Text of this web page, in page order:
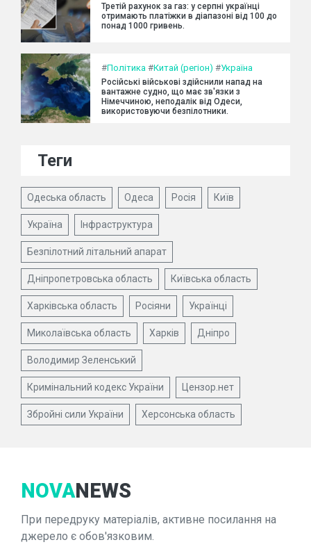
Третій рахунок за газ: у серпні українці
отримають платіжки в діапазоні від 100 до
понад 1000 гривень.
#Політика #Китай (регіон) #Україна
Російські військові здійснили напад на
вантажне судно, що має зв'язки з
Німеччиною, неподалік від Одеси,
використовуючи безпілотники.
Теги
Одеська область Одеса Росія Київ
Україна Інфраструктура
Безпілотний літальний апарат
Дніпропетровська область Київська область
Харківська область Росіяни Українці
Миколаївська область Харків Дніпро
Володимир Зеленський
Кримінальний кодекс України Цензор.нет
Збройні сили України Херсонська область
NOVANEWS
При передруку матеріалів, активне посилання на
джерело є обов'язковим.